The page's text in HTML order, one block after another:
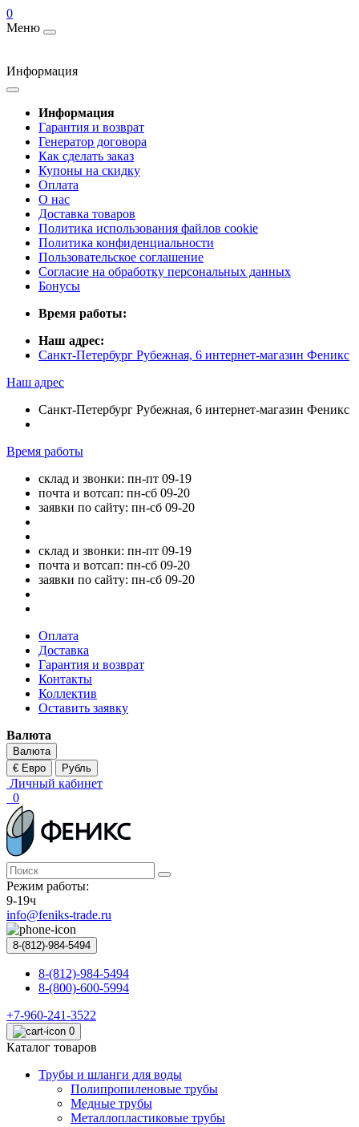
0
Меню
Информация
Информация
Гарантия и возврат
Генератор договора
Как сделать заказ
Купоны на скидку
Оплата
О нас
Доставка товаров
Политика использования файлов cookie
Политика конфиденциальности
Пользовательское соглашение
Согласие на обработку персональных данных
Бонусы
Время работы:
Наш адрес:
Санкт-Петербург Рубежная, 6 интернет-магазин Феникс
Наш адрес
Санкт-Петербург Рубежная, 6 интернет-магазин Феникс
Время работы
склад и звонки: пн-пт 09-19
почта и вотсап: пн-сб 09-20
заявки по сайту: пн-сб 09-20
склад и звонки: пн-пт 09-19
почта и вотсап: пн-сб 09-20
заявки по сайту: пн-сб 09-20
Оплата
Доставка
Гарантия и возврат
Контакты
Коллектив
Оставить заявку
Валюта
Валюта
€ Евро
Рубль
Личный кабинет
0
Режим работы:
9-19ч
info@feniks-trade.ru
8-(812)-984-5494
8-(812)-984-5494
8-(800)-600-5994
+7-960-241-3522
0
Каталог товаров
Трубы и шланги для воды
Полипропиленовые трубы
Медные трубы
Металлопластиковые трубы